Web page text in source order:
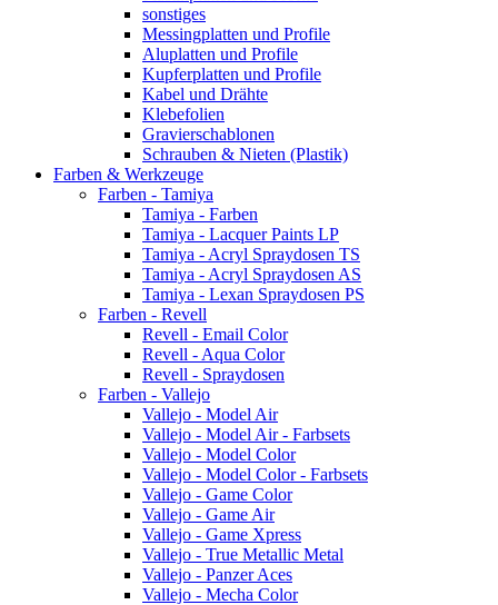
sonstiges
Messingplatten und Profile
Aluplatten und Profile
Kupferplatten und Profile
Kabel und Drähte
Klebefolien
Gravierschablonen
Schrauben & Nieten (Plastik)
Farben & Werkzeuge
Farben - Tamiya
Tamiya - Farben
Tamiya - Lacquer Paints LP
Tamiya - Acryl Spraydosen TS
Tamiya - Acryl Spraydosen AS
Tamiya - Lexan Spraydosen PS
Farben - Revell
Revell - Email Color
Revell - Aqua Color
Revell - Spraydosen
Farben - Vallejo
Vallejo - Model Air
Vallejo - Model Air - Farbsets
Vallejo - Model Color
Vallejo - Model Color - Farbsets
Vallejo - Game Color
Vallejo - Game Air
Vallejo - Game Xpress
Vallejo - True Metallic Metal
Vallejo - Panzer Aces
Vallejo - Mecha Color